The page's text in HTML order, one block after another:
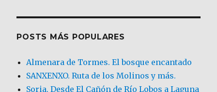
POSTS MÁS POPULARES
Almenara de Tormes. El bosque encantado
SANXENXO. Ruta de los Molinos y más.
Soria. Desde El Cañón de Río Lobos a Laguna